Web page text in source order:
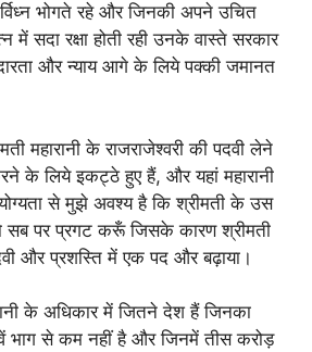
भोगते रहे और जिनकी अपने उचित
में सदा रक्षा होती रही उनके वास्ते सरकार
और न्याय आगे के लिये पक्की जमानत
महारानी के राजराजेश्वरी की पदवी लेने
के लिये इकट्ठे हुए हैं, और यहां महारानी
से मुझे अवश्य है कि श्रीमती के उस
सब पर प्रगट करूँ जिसके कारण श्रीमती
और प्रशस्ति में एक पद और बढ़ाया।
के अधिकार में जितने देश हैं जिनका
भाग से कम नहीं है और जिनमें तीस करोड़